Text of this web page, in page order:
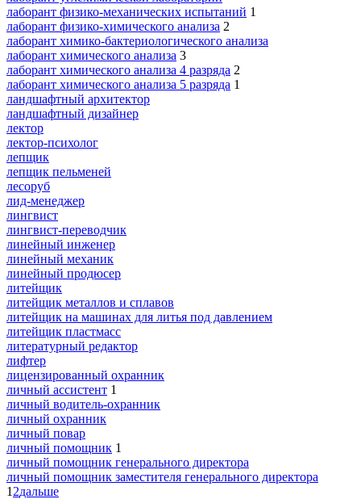
лаборант физико-механических испытаний 1
лаборант физико-химического анализа 2
лаборант химико-бактериологического анализа
лаборант химического анализа 3
лаборант химического анализа 4 разряда 2
лаборант химического анализа 5 разряда 1
ландшафтный архитектор
ландшафтный дизайнер
лектор
лектор-психолог
лепщик
лепщик пельменей
лесоруб
лид-менеджер
лингвист
лингвист-переводчик
линейный инженер
линейный механик
линейный продюсер
литейщик
литейщик металлов и сплавов
литейщик на машинах для литья под давлением
литейщик пластмасс
литературный редактор
лифтер
лицензированный охранник
личный ассистент 1
личный водитель-охранник
личный охранник
личный повар
личный помощник 1
личный помощник генерального директора
личный помощник заместителя генерального директора
1 2дальше